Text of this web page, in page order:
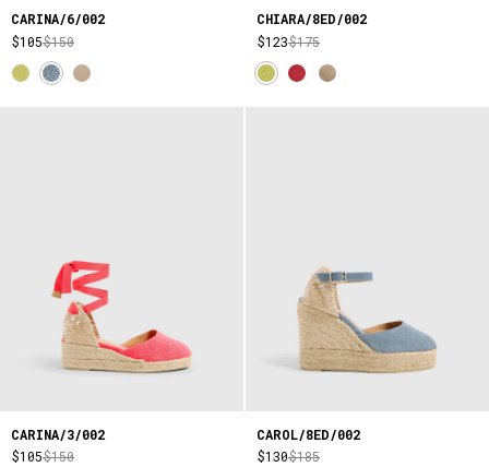
CARINA/6/002
$105$150
CHIARA/8ED/002
$123$175
CARINA/3/002
$105$150
CAROL/8ED/002
$130$185